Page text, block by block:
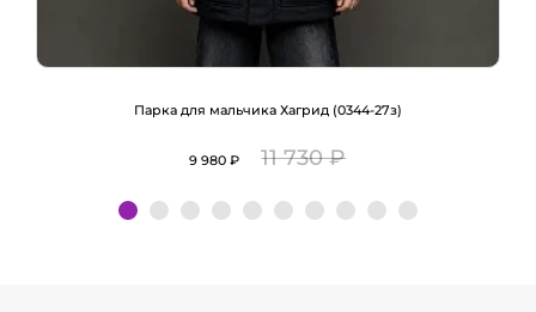
Парка для мальчика Хагрид (0344-27з)
9 980 ₽ 11 730 ₽
Подробнее